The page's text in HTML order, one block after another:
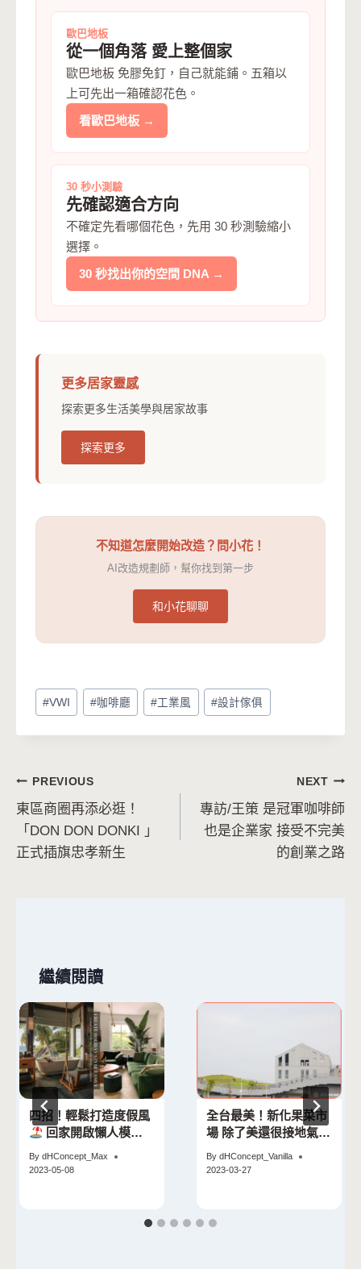
歐巴地板
從一個角落 愛上整個家
歐巴地板 免膠免釘，自己就能鋪。五箱以
上可先出一箱確認花色。
看歐巴地板 →
30 秒小測驗
先確認適合方向
不確定先看哪個花色，先用 30 秒測驗縮小
選擇。
30 秒找出你的空間 DNA →
更多居家靈感
探索更多生活美學與居家故事
探索更多
不知道怎麼開始改造？問小花！
AI改造規劃師，幫你找到第一步
和小花聊聊
Post
Tags:
#VWI #咖啡廳 #工業風 #設計傢俱
文
章
導
PREVIOUS
東區商圈再添必逛！
「DON DON DONKI 」
正式插旗忠孝新生
NEXT
專訪/王策 是冠軍咖啡師
也是企業家 接受不完美
的創業之路
繼續閱讀
四招！輕鬆打造度假風
回家開啟懶人模式
By dHConcept_Max
2023-05-08
全台最美！新化果菜市
場 除了美還很接地氣
By dHConcept_Vanilla
2023-03-27